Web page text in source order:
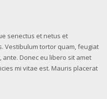
senectus et netus et
Vestibulum tortor quam, feugiat
Donec eu libero sit amet
mi vitae est. Mauris placerat